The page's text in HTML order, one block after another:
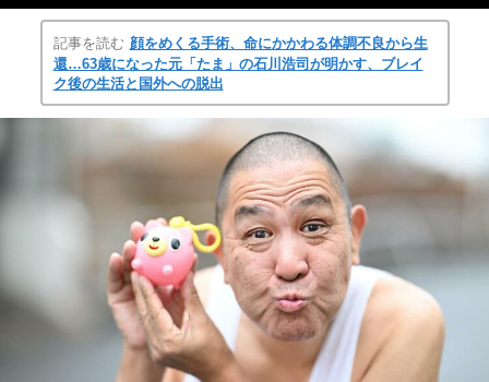
記事を読む 顔をめくる手術、命にかかわる体調不良から生
還…63歳になった元「たま」の石川浩司が明かす、ブレイ
ク後の生活と国外への脱出